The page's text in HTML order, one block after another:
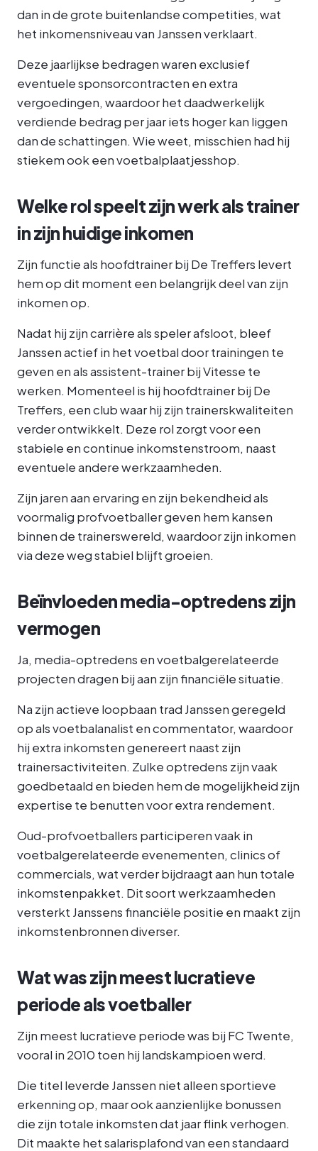
dan in de grote buitenlandse competities, wat
het inkomensniveau van Janssen verklaart.
Deze jaarlijkse bedragen waren exclusief
eventuele sponsorcontracten en extra
vergoedingen, waardoor het daadwerkelijk
verdiende bedrag per jaar iets hoger kan liggen
dan de schattingen. Wie weet, misschien had hij
stiekem ook een voetbalplaatjesshop.
Welke rol speelt zijn werk als trainer
in zijn huidige inkomen
Zijn functie als hoofdtrainer bij De Treffers levert
hem op dit moment een belangrijk deel van zijn
inkomen op.
Nadat hij zijn carrière als speler afsloot, bleef
Janssen actief in het voetbal door trainingen te
geven en als assistent-trainer bij Vitesse te
werken. Momenteel is hij hoofdtrainer bij De
Treffers, een club waar hij zijn trainerskwaliteiten
verder ontwikkelt. Deze rol zorgt voor een
stabiele en continue inkomstenstroom, naast
eventuele andere werkzaamheden.
Zijn jaren aan ervaring en zijn bekendheid als
voormalig profvoetballer geven hem kansen
binnen de trainerswereld, waardoor zijn inkomen
via deze weg stabiel blijft groeien.
Beïnvloeden media-optredens zijn
vermogen
Ja, media-optredens en voetbalgerelateerde
projecten dragen bij aan zijn financiële situatie.
Na zijn actieve loopbaan trad Janssen geregeld
op als voetbalanalist en commentator, waardoor
hij extra inkomsten genereert naast zijn
trainersactiviteiten. Zulke optredens zijn vaak
goedbetaald en bieden hem de mogelijkheid zijn
expertise te benutten voor extra rendement.
Oud-profvoetballers participeren vaak in
voetbalgerelateerde evenementen, clinics of
commercials, wat verder bijdraagt aan hun totale
inkomstenpakket. Dit soort werkzaamheden
versterkt Janssens financiële positie en maakt zijn
inkomstenbronnen diverser.
Wat was zijn meest lucratieve
periode als voetballer
Zijn meest lucratieve periode was bij FC Twente,
vooral in 2010 toen hij landskampioen werd.
Die titel leverde Janssen niet alleen sportieve
erkenning op, maar ook aanzienlijke bonussen
die zijn totale inkomsten dat jaar flink verhogen.
Dit maakte het salarisplafond van een standaard